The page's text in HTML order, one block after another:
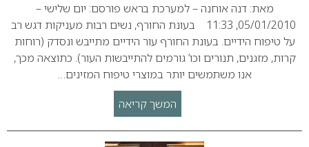
מאת: דנה אוחנה – למערכת בראש פורסם: יום שלישי –
05/01/2010, 11:33 בעונת החורף, נשים רבות מעניקות דגש רב
על טיפוח הידיים. בעונת החורף עור הידיים מתייבש ונסדק (רוחות
קרות, מזגנים, תנורים וכו’ גורמים להתייבשות העור). כתוצאה מכך,
אנו משתמשים יותר במוצרי טיפוח המזינים…
המשך קריאה